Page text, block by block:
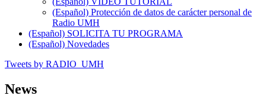
(Español) Protección de datos de carácter personal de
Radio UMH
(Español) SOLICITA TU PROGRAMA
(Español) Novedades
Tweets by RADIO_UMH
News